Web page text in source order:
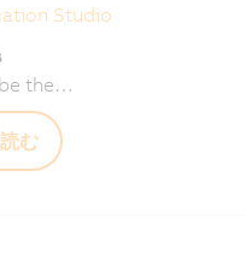
Studio
the…
む